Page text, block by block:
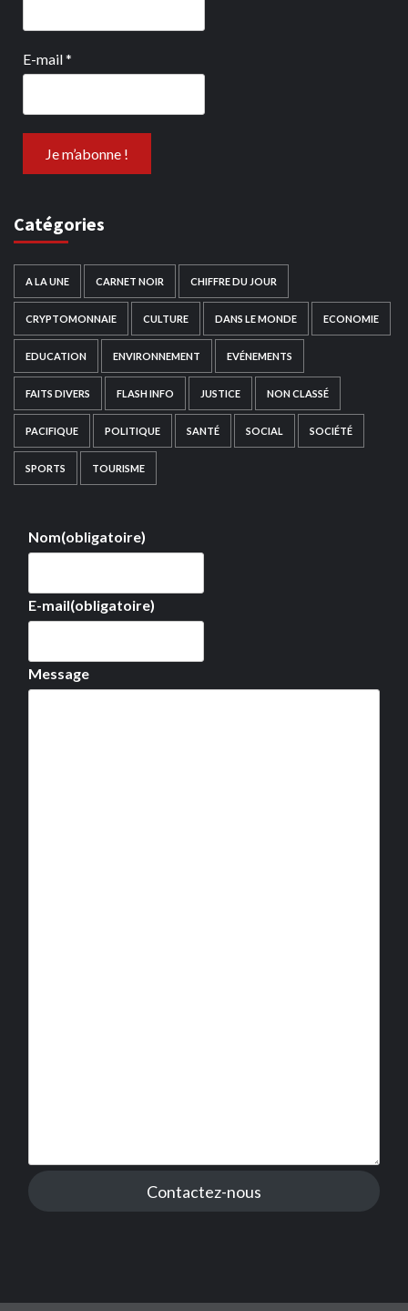
E-mail*
Catégories
A LA UNE CARNET NOIR CHIFFRE DU JOUR
CRYPTOMONNAIE CULTURE DANS LE MONDE ECONOMIE
EDUCATION ENVIRONNEMENT EVÉNEMENTS
FAITS DIVERS FLASH INFO JUSTICE NON CLASSÉ
PACIFIQUE POLITIQUE SANTÉ SOCIAL SOCIÉTÉ
SPORTS TOURISME
Nom(obligatoire)
E-mail(obligatoire)
Message
Contactez-nous